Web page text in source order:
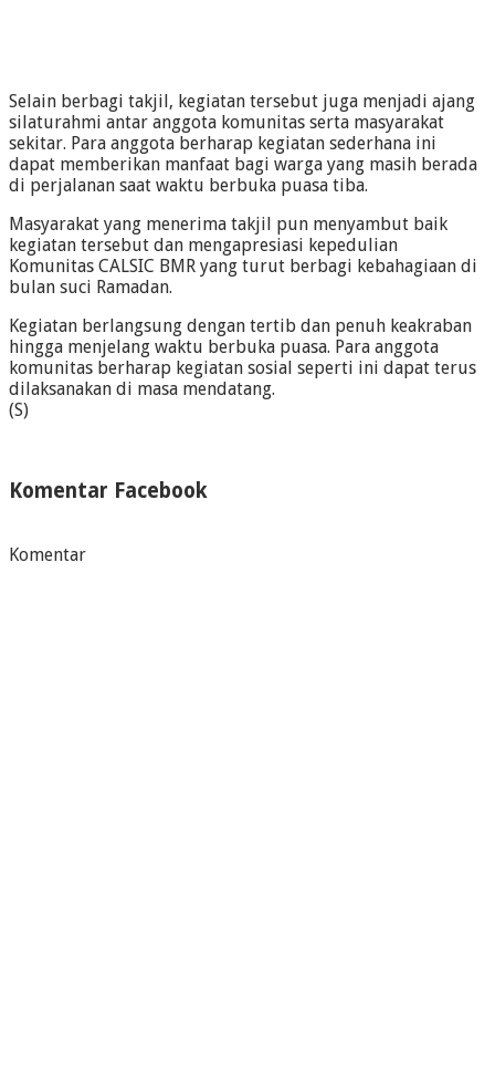
Selain berbagi takjil, kegiatan tersebut juga menjadi ajang
silaturahmi antar anggota komunitas serta masyarakat
sekitar. Para anggota berharap kegiatan sederhana ini
dapat memberikan manfaat bagi warga yang masih berada
di perjalanan saat waktu berbuka puasa tiba.
Masyarakat yang menerima takjil pun menyambut baik
kegiatan tersebut dan mengapresiasi kepedulian
Komunitas CALSIC BMR yang turut berbagi kebahagiaan di
bulan suci Ramadan.
Kegiatan berlangsung dengan tertib dan penuh keakraban
hingga menjelang waktu berbuka puasa. Para anggota
komunitas berharap kegiatan sosial seperti ini dapat terus
dilaksanakan di masa mendatang.
(S)
Komentar Facebook
Komentar